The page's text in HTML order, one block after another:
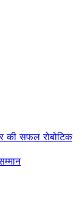
की सफल रोबोटिक